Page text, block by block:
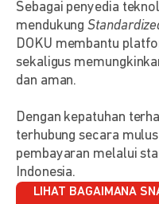
Sebagai penyedia
mendukung
DOKU membantu
sekaligus
dan aman.
Dengan kepatuhan
terhubung secara
pembayaran melalui
Indonesia.
LIHAT BAGAIMANA